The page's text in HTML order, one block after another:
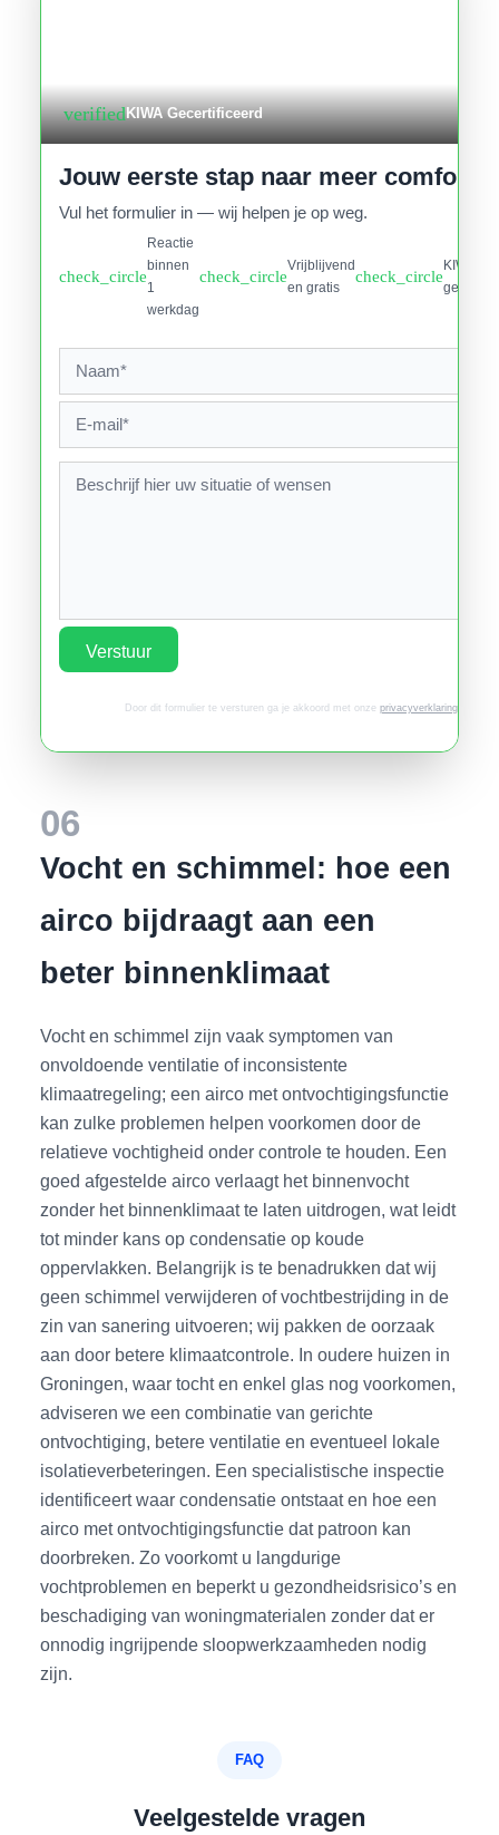
verifiedKIWA Gecertificeerd
Jouw eerste stap naar meer comfort
Vul het formulier in — wij helpen je op weg.
check_circle
Reactie
binnen
1
werkdag
check_circle
Vrijblijvend
en gratis
check_circle
KIWA
Verstuur
Door dit formulier te versturen ga je akkoord met onze privacyverklaring.
06
Vocht en schimmel: hoe een
airco bijdraagt aan een
beter binnenklimaat
Vocht en schimmel zijn vaak symptomen van
onvoldoende ventilatie of inconsistente
klimaatregeling; een airco met ontvochtigingsfunctie
kan zulke problemen helpen voorkomen door de
relatieve vochtigheid onder controle te houden. Een
goed afgestelde airco verlaagt het binnenvocht
zonder het binnenklimaat te laten uitdrogen, wat leidt
tot minder kans op condensatie op koude
oppervlakken. Belangrijk is te benadrukken dat wij
geen schimmel verwijderen of vochtbestrijding in de
zin van sanering uitvoeren; wij pakken de oorzaak
aan door betere klimaatcontrole. In oudere huizen in
Groningen, waar tocht en enkel glas nog voorkomen,
adviseren we een combinatie van gerichte
ontvochtiging, betere ventilatie en eventueel lokale
isolatieverbeteringen. Een specialistische inspectie
identificeert waar condensatie ontstaat en hoe een
airco met ontvochtigingsfunctie dat patroon kan
doorbreken. Zo voorkomt u langdurige
vochtproblemen en beperkt u gezondheidsrisico’s en
beschadiging van woningmaterialen zonder dat er
onnodig ingrijpende sloopwerkzaamheden nodig
zijn.
FAQ
Veelgestelde vragen